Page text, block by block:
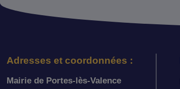
Adresses et coordonnées :
Mairie de Portes-lès-Valence